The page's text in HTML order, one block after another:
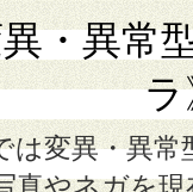
・異常
ラ
は変異・異